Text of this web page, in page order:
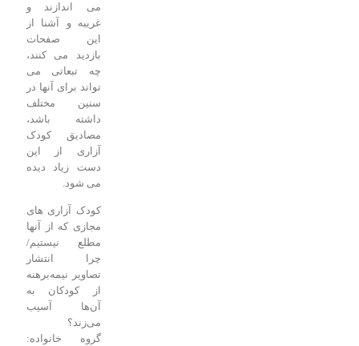
می اندازند و
غریبه و آشنا از
این صفحات
بازدید می کنند،
چه تبعاتی می
تواند برای آنها در
سنین مختلف
داشته باشد،
مصادیق کودک
آزاری از این
دست زیاد دیده
می شود.
کودک آزاری های
مجازی که از آنها
مطلع نیستیم/
چرا انتشار
تصاویر نیمه‌برهنه
از کودکان به
آن‌ها آسیب
گروه خانواده: